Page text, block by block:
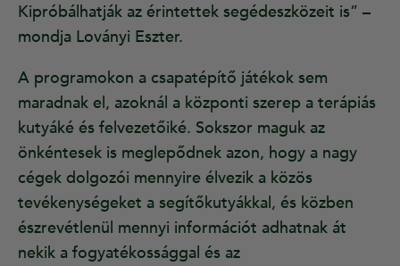
Kipróbálhatják az érintettek segédeszközeit is” –
mondja Loványi Eszter.
A programokon a csapatépítő játékok sem
maradnak el, azoknál a központi szerep a terápiás
kutyáké és felvezetőiké. Sokszor maguk az
önkéntesek is meglepődnek azon, hogy a nagy
cégek dolgozói mennyire élvezik a közös
tevékenységeket a segítőkutyákkal, és közben
észrevétlenül mennyi információt adhatnak át
nekik a fogyatékossággal és az